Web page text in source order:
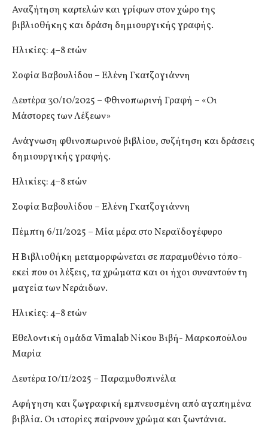
Αναζήτηση καρτελών και γρίφων στον χώρο της
βιβλιοθήκης και δράση δημιουργικής γραφής.
Ηλικίες: 4–8 ετών
Σοφία Βαβουλίδου – Ελένη Γκατζογιάννη
Δευτέρα 30/10/2025 – Φθινοπωρινή Γραφή – «Οι
Μάστορες των Λέξεων»
Ανάγνωση φθινοπωρινού βιβλίου, συζήτηση και δράσεις
δημιουργικής γραφής.
Ηλικίες: 4–8 ετών
Σοφία Βαβουλίδου – Ελένη Γκατζογιάννη
Πέμπτη 6/11/2025 – Μία μέρα στο Νεραϊδογέφυρο
Η Βιβλιοθήκη μεταμορφώνεται σε παραμυθένιο τόπο-
εκεί που οι λέξεις, τα χρώματα και οι ήχοι συναντούν τη
μαγεία των Νεράιδων.
Ηλικίες: 4–8 ετών
Εθελοντική ομάδα Vimalab Νίκου Βιβή- Μαρκοπούλου
Μαρία
Δευτέρα 10/11/2025 – Παραμυθοπινέλα
Αφήγηση και ζωγραφική εμπνευσμένη από αγαπημένα
βιβλία. Οι ιστορίες παίρνουν χρώμα και ζωντάνια.